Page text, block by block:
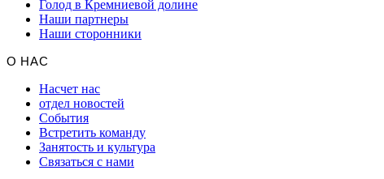
Голод в Кремниевой долине
Наши партнеры
Наши сторонники
О НАС
Насчет нас
отдел новостей
События
Встретить команду
Занятость и культура
Связаться с нами